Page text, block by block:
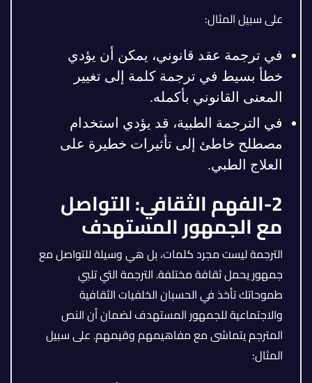
على سبيل المثال:
في ترجمة عقد قانوني، يمكن أن يؤدي
خطأ بسيط في ترجمة كلمة إلى تغيير
المعنى القانوني بأكمله.
في الترجمة الطبية، قد يؤدي استخدام
مصطلح خاطئ إلى تأثيرات خطيرة على
العلاج الطبي.
2-الفهم الثقافي: التواصل
مع الجمهور المستهدف
الترجمة ليست مجرد كلمات، بل هي وسيلة للتواصل مع
جمهور يحمل ثقافة مختلفة. الترجمة التي تلبي
طموحاتك تأخذ في الحسبان الخلفيات الثقافية
والاجتماعية للجمهور المستهدف لضمان أن النص
المترجم يتماشى مع مفاهيمهم وقيمهم. على سبيل
المثال: